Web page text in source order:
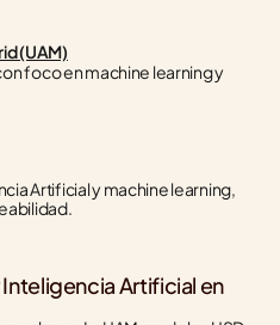
(UAM)
foco en machine learning y
Artificial y machine learning,
Artificial en